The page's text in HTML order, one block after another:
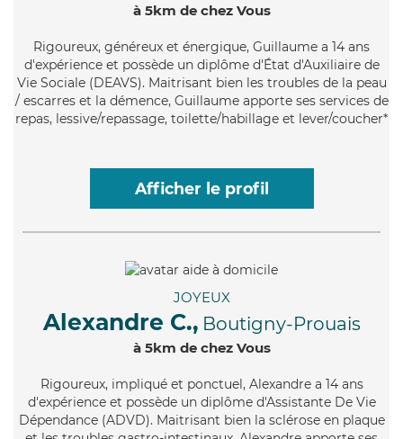
à 5km de chez Vous
Rigoureux, généreux et énergique, Guillaume a 14 ans
d'expérience et possède un diplôme d'État d'Auxiliaire de
Vie Sociale (DEAVS). Maitrisant bien les troubles de la peau
/ escarres et la démence, Guillaume apporte ses services de
repas, lessive/repassage, toilette/habillage et lever/coucher*
Afficher le profil
JOYEUX
Alexandre C., Boutigny-Prouais
à 5km de chez Vous
Rigoureux, impliqué et ponctuel, Alexandre a 14 ans
d'expérience et possède un diplôme d'Assistante De Vie
Dépendance (ADVD). Maitrisant bien la sclérose en plaque